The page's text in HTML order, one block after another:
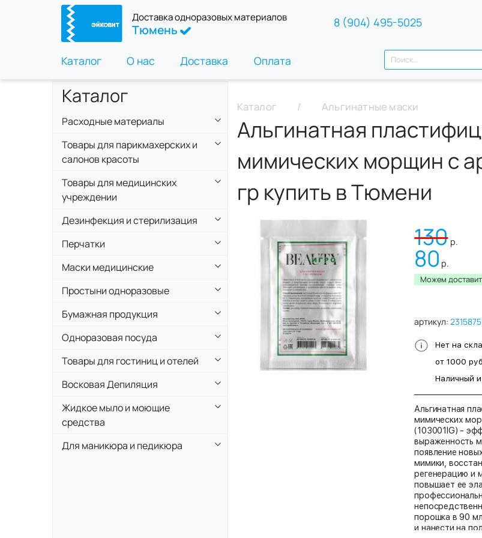
Доставка одноразовых материалов
Тюмень
Каталог О нас Доставка Оплата
8 (904) 495-5025
Каталог
Расходные материалы
Товары для парикмахерских и
салонов красоты
Товары для медицинских
учреждении
Дезинфекция и стерилизация
Перчатки
Маски медицинские
Простыни одноразовые
Бумажная продукция
Одноразовая посуда
Товары для гостиниц и отелей
Восковая Депиляция
Жидкое мыло и моющие
средства
Для маникюра и педикюра
Каталог Альгинатные маски
Альгинатная
мимических морщин с
гр купить в Тюмени
артикул:
Нет на
от 1000
Наличный
Альгинатная
мимических
(103001IG) -
выраженность
появление
мимики,
регенерацию и
повышает ее
порошка в 90
и нанести на
130 р.
80 р.
Можем